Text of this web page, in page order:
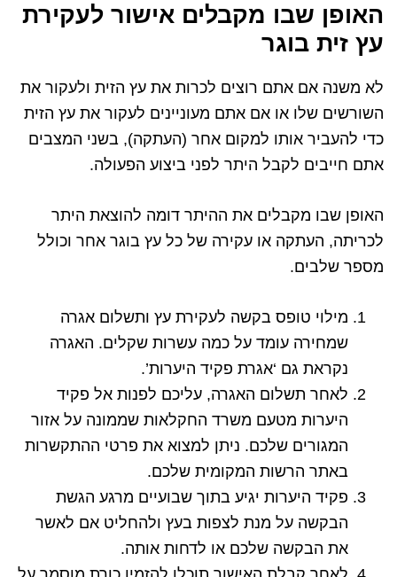
האופן שבו מקבלים אישור לעקירת
עץ זית בוגר
לא משנה אם אתם רוצים לכרות את עץ הזית ולעקור את
השורשים שלו או אם אתם מעוניינים לעקור את עץ הזית
כדי להעביר אותו למקום אחר (העתקה), בשני המצבים
אתם חייבים לקבל היתר לפני ביצוע הפעולה.
האופן שבו מקבלים את ההיתר דומה להוצאת היתר
לכריתה, העתקה או עקירה של כל עץ בוגר אחר וכולל
מספר שלבים.
מילוי טופס בקשה לעקירת עץ ותשלום אגרה
שמחירה עומד על כמה עשרות שקלים. האגרה
נקראת גם ‘אגרת פקיד היערות’.
לאחר תשלום האגרה, עליכם לפנות אל פקיד
היערות מטעם משרד החקלאות שממונה על אזור
המגורים שלכם. ניתן למצוא את פרטי ההתקשרות
באתר הרשות המקומית שלכם.
פקיד היערות יגיע בתוך שבועיים מרגע הגשת
הבקשה על מנת לצפות בעץ ולהחליט אם לאשר
את הבקשה שלכם או לדחות אותה.